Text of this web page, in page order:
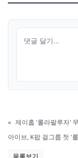
« 제이홉 '롤라팔루자'
아이브, K팝 걸그룹 첫 '
목록보기